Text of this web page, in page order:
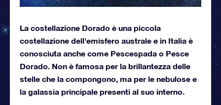
La costellazione Dorado è una piccola
costellazione dell'emisfero australe e in Italia è
conosciuta anche come Pescespada o Pesce
Dorado. Non è famosa per la brillantezza delle
stelle che la compongono, ma per le nebulose e
la galassia principale presenti al suo interno.